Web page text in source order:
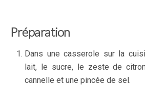
Préparation
Dans une casserole sur la
lait, le sucre, le zeste de
cannelle et une pincée de sel.